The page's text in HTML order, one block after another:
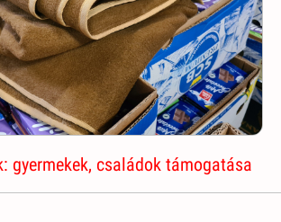
gyermekek, családok támogatása